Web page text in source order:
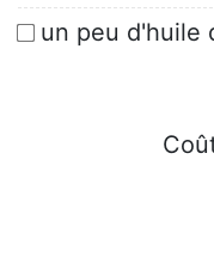
un peu d'huile